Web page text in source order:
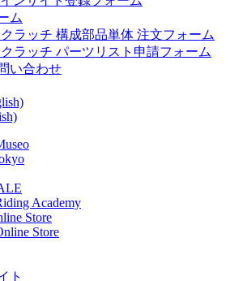
ム
ラッチ 構成部品単体 注文フォーム
ラッチ パーツリスト申請フォーム
い合わせ
Academy
Store
Store
ト